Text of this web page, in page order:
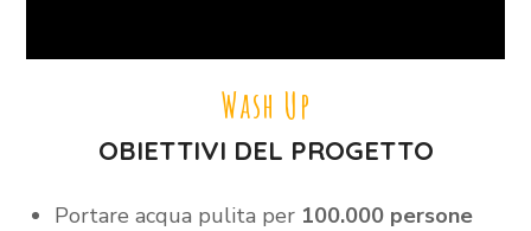
Wash Up
OBIETTIVI DEL PROGETTO
Portare acqua pulita per 100.000 persone